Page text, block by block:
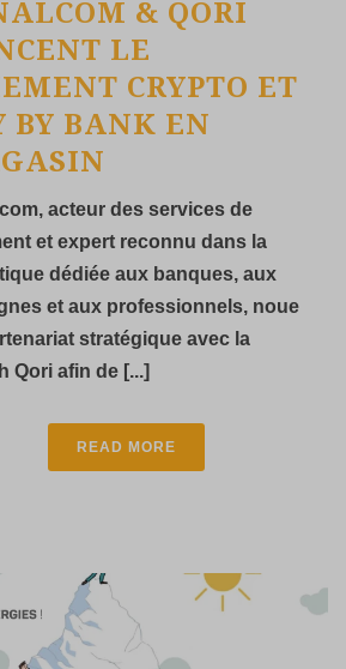
& QORI
LE
CRYPTO ET
BY BANK EN
acteur des services de
et expert reconnu dans la
dédiée aux banques, aux
et aux professionnels, noue
stratégique avec la
Qori afin de [...]
READ MORE